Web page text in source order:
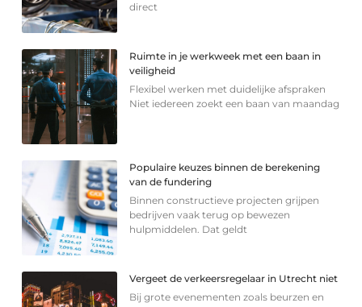
direct
Ruimte in je werkweek met een baan in
veiligheid
Flexibel werken met duidelijke afspraken
Niet iedereen zoekt een baan van maandag
Populaire keuzes binnen de berekening
van de fundering
Binnen constructieve projecten grijpen
bedrijven vaak terug op bewezen
hulpmiddelen. Dat geldt
Vergeet de verkeersregelaar in Utrecht niet
Bij grote evenementen zoals beurzen en